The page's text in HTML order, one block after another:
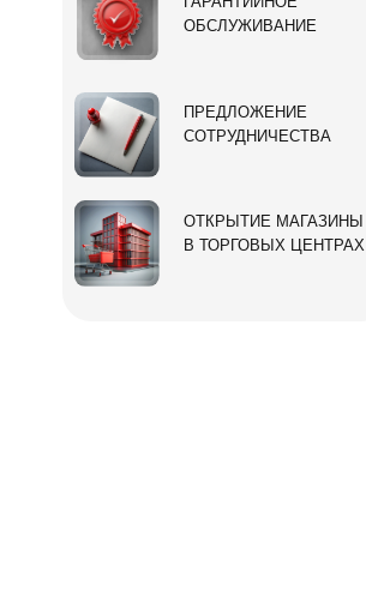
ОБСЛУЖИВАНИЕ
ПРЕДЛОЖЕНИЕ
СОТРУДНИЧЕСТВА
ОТКРЫТИЕ МАГАЗИНЫ
В ТОРГОВЫХ ЦЕНТРАХ